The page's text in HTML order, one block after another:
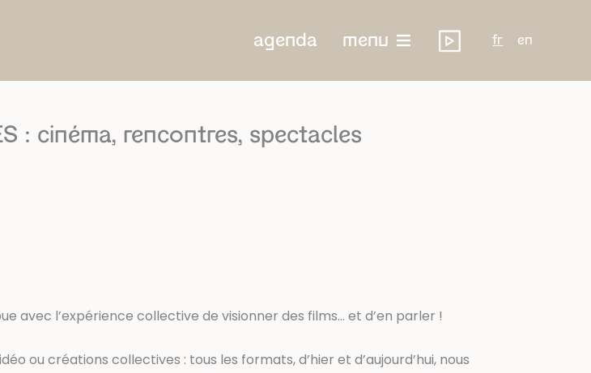
agenda menu fr en
: cinéma, rencontres, spectacles
avec l’expérience collective de visionner des films… et d’en parler !
ou créations collectives : tous les formats, d’hier et d’aujourd’hui, nous